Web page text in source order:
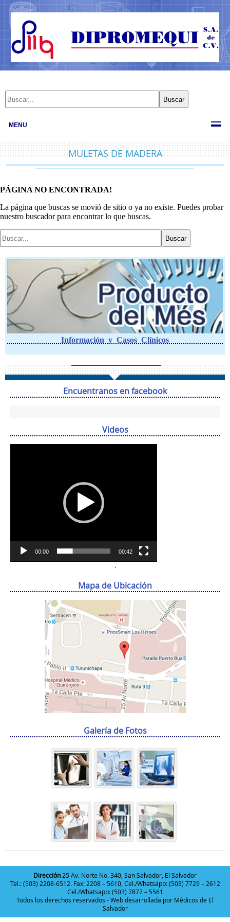
MENU
MULETAS DE MADERA
PÁGINA NO ENCONTRADA!
La página que buscas se movió de sitio o ya no existe. Puedes probar
nuestro buscador para encontrar lo que buscas.
Información y Casos Clínicos
Encuentranos en facebook
Videos
00:00 00:42
.
Mapa de Ubicación
Galería de Fotos
Dirección25 Av. Norte No. 340, San Salvador, El Salvador
Tel.: (503) 2208-6512. Fax: 2208 – 5610, Cel./Whatsapp: (503) 7729 – 2612
Cel./Whatsapp: (503) 7877 – 5561
Todos los derechos reservados - Web desarrollada por Médicos de El
Salvador